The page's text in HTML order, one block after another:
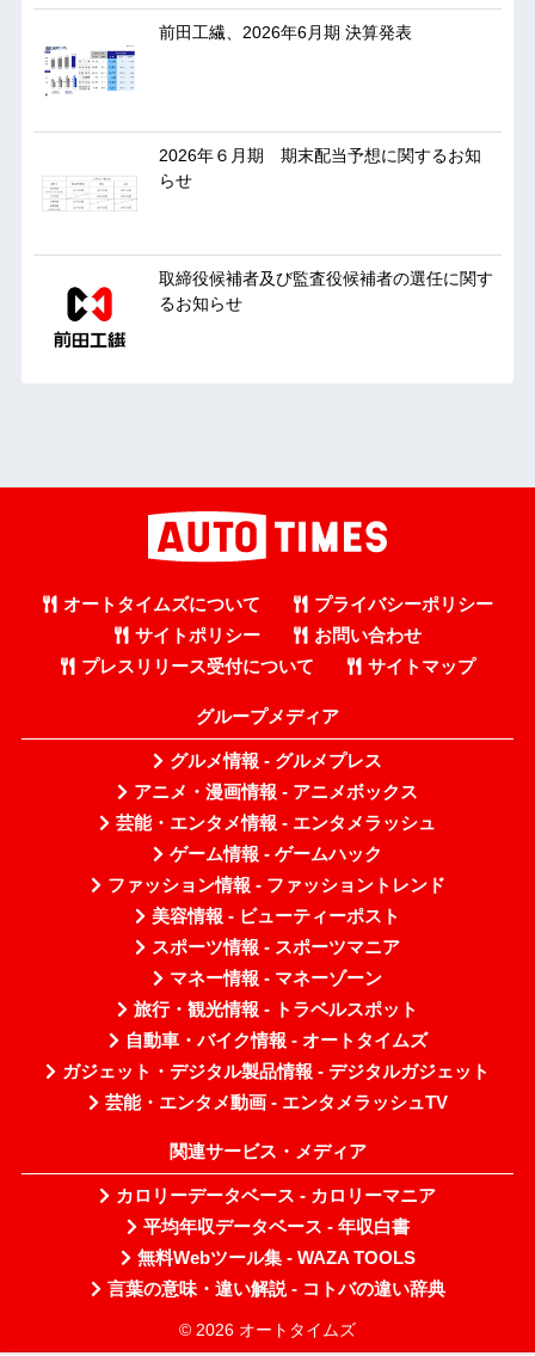
前田工繊、2026年6月期 決算発表
2026年６月期 期末配当予想に関するお知
らせ
取締役候補者及び監査役候補者の選任に関す
るお知らせ
オートタイムズについて
プライバシーポリシー
サイトポリシー
お問い合わせ
プレスリリース受付について
サイトマップ
グループメディア
グルメ情報 - グルメプレス
アニメ・漫画情報 - アニメボックス
芸能・エンタメ情報 - エンタメラッシュ
ゲーム情報 - ゲームハック
ファッション情報 - ファッショントレンド
美容情報 - ビューティーポスト
スポーツ情報 - スポーツマニア
マネー情報 - マネーゾーン
旅行・観光情報 - トラベルスポット
自動車・バイク情報 - オートタイムズ
ガジェット・デジタル製品情報 - デジタルガジェット
芸能・エンタメ動画 - エンタメラッシュTV
関連サービス・メディア
カロリーデータベース - カロリーマニア
平均年収データベース - 年収白書
無料Webツール集 - WAZA TOOLS
言葉の意味・違い解説 - コトバの違い辞典
© 2026 オートタイムズ